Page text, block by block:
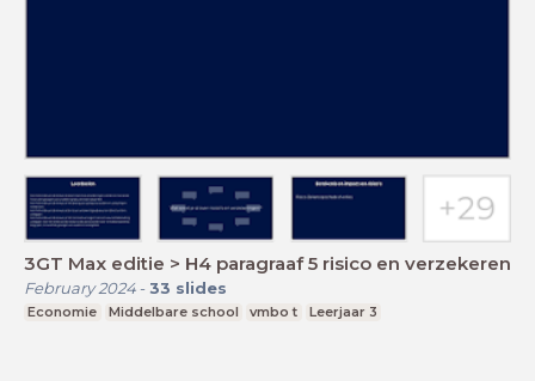
3GT Max editie > H4 paragraaf 5 risico en verzekeren
February 2024- 33 slides
Economie Middelbare school vmbo t Leerjaar 3